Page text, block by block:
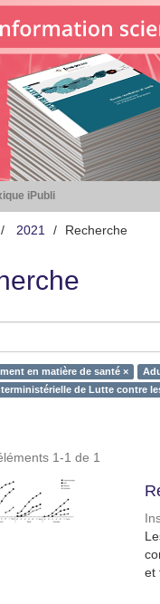
iPubli
2021 Recherche
en matière de santé ×
de Lutte contre
1-1 de 1
et